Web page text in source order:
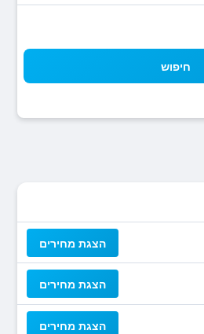
חיפוש
הצגת מחירים
הצגת מחירים
הצגת מחירים